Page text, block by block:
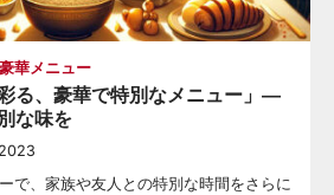
豪華メニュー
る、豪華で特別なメニュー」—
な味を
で、家族や友人との特別な時間をさらに